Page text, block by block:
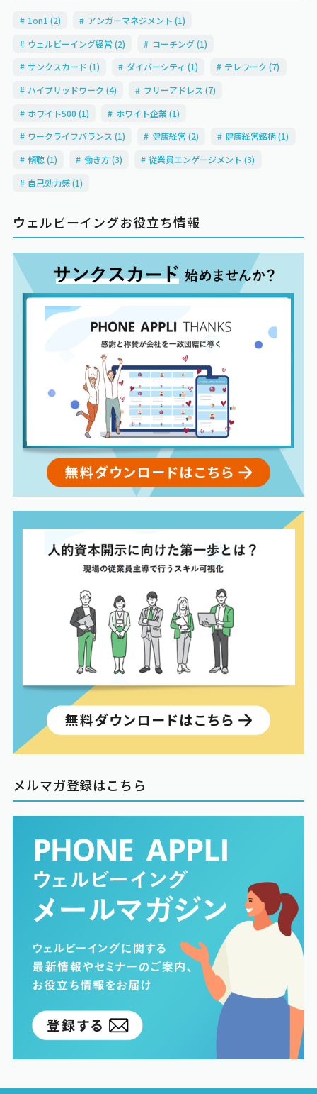
1on1 (2)
アンガーマネジメント (1)
ウェルビーイング経営 (2)
コーチング (1)
サンクスカード (1)
ダイバーシティ (1)
テレワーク (7)
ハイブリッドワーク (4)
フリーアドレス (7)
ホワイト500 (1)
ホワイト企業 (1)
ワークライフバランス (1)
健康経営 (2)
健康経営銘柄 (1)
傾聴 (1)
働き方 (3)
従業員エンゲージメント (3)
自己効力感 (1)
ウェルビーイングお役立ち情報
メルマガ登録はこちら